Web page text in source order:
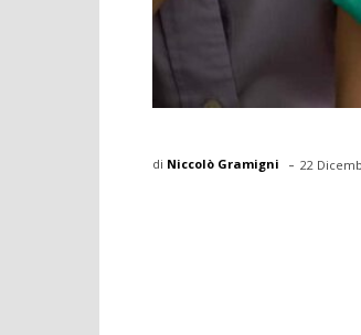
di Niccolò Gramigni - 22